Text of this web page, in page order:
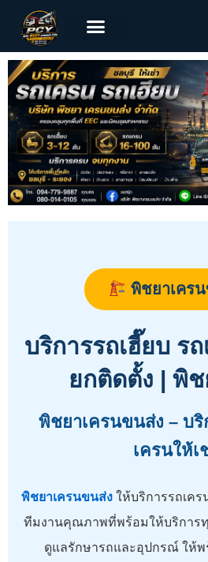
พิชยาเคร
บริการรถเฮี๊ยบ ร
ยกติดตั้ง | พิช
พิชยาเครนขนส่ง – บริ
เครนให้เ
พิชยาเครนขนส่งให้บริการรถเคร
ทีมงานคุณภาพที่พร้อมให้บริการ
ดูแลรักษารถและอุปกรณ์ ให้พ